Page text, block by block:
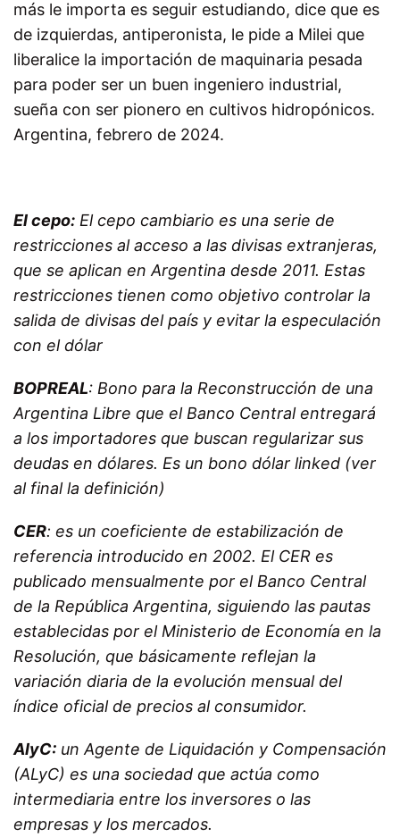
más le importa es seguir estudiando, dice que es
de izquierdas, antiperonista, le pide a Milei que
liberalice la importación de maquinaria pesada
para poder ser un buen ingeniero industrial,
sueña con ser pionero en cultivos hidropónicos.
Argentina, febrero de 2024.
El cepo: El cepo cambiario es una serie de
restricciones al acceso a las divisas extranjeras,
que se aplican en Argentina desde 2011. Estas
restricciones tienen como objetivo controlar la
salida de divisas del país y evitar la especulación
con el dólar
BOPREAL: Bono para la Reconstrucción de una
Argentina Libre que el Banco Central entregará
a los importadores que buscan regularizar sus
deudas en dólares. Es un bono dólar linked (ver
al final la definición)
CER: es un coeficiente de estabilización de
referencia introducido en 2002. El CER es
publicado mensualmente por el Banco Central
de la República Argentina, siguiendo las pautas
establecidas por el Ministerio de Economía en la
Resolución, que básicamente reflejan la
variación diaria de la evolución mensual del
índice oficial de precios al consumidor.
AlyC: un Agente de Liquidación y Compensación
(ALyC) es una sociedad que actúa como
intermediaria entre los inversores o las
empresas y los mercados.